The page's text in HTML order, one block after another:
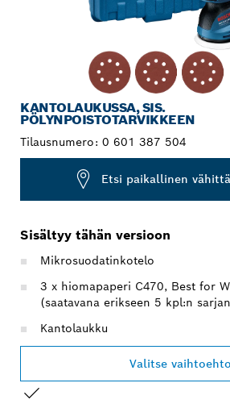
KANTOLAUKUSSA, SIS.
PÖLYNPOISTOTARVIKKEEN
Tilausnumero: 0 601 387 504
Etsi paikallinen
Sisältyy tähän versioon
Mikrosuodatinkotelo
3 x hiomapaperi C470, Best for
(saatavana erikseen 5 kpl:n
Kantolaukku
Valitse vaihtoehto